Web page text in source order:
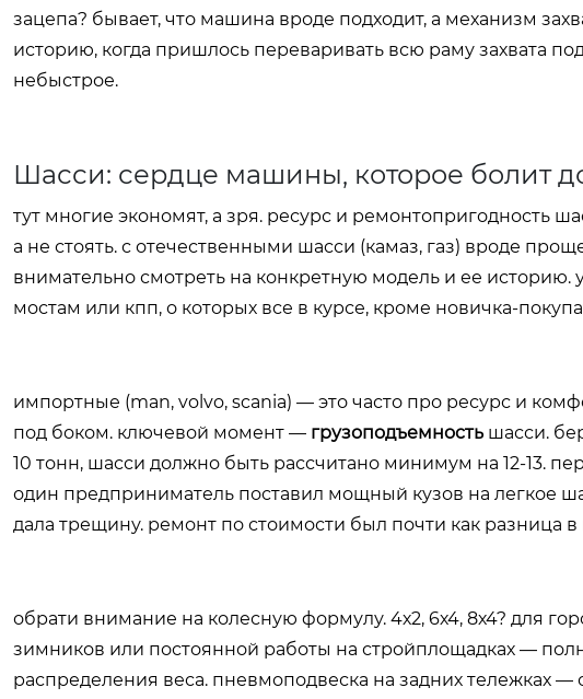
зацепа? бывает, что машина вроде подходит, а механизм
историю, когда пришлось переваривать всю раму захвата
небыстрое.
Шасси: сердце машины, которое болит
тут многие экономят, а зря. ресурс и ремонтопригодность
а не стоять. с отечественными шасси (камаз, газ) вроде
внимательно смотреть на конкретную модель и ее
мостам или кпп, о которых все в курсе, кроме новичка-
импортные (man, volvo, scania) — это часто про ресурс и
под боком. ключевой момент — грузоподъемность шасси.
10 тонн, шасси должно быть рассчитано минимум на 12-13.
один предприниматель поставил мощный кузов на легкое
дала трещину. ремонт по стоимости был почти как разница
обрати внимание на колесную формулу. 4х2, 6х4, 8х4? для
зимников или постоянной работы на стройплощадках —
распределения веса. пневмоподвеска на задних тележках